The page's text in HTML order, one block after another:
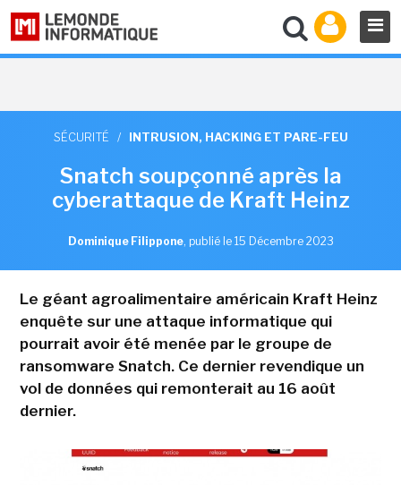
SÉCURITÉ / INTRUSION, HACKING ET PARE-FEU
Snatch soupçonné après la
cyberattaque de Kraft Heinz
Dominique Filippone, publié le 15 Décembre 2023
Le géant agroalimentaire américain Kraft Heinz
enquête sur une attaque informatique qui
pourrait avoir été menée par le groupe de
ransomware Snatch. Ce dernier revendique un
vol de données qui remonterait au 16 août
dernier.